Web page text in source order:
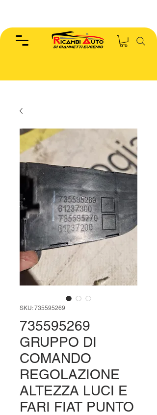
SKU: 735595269
735595269
GRUPPO DI
COMANDO
REGOLAZIONE
ALTEZZA LUCI E
FARI FIAT PUNTO